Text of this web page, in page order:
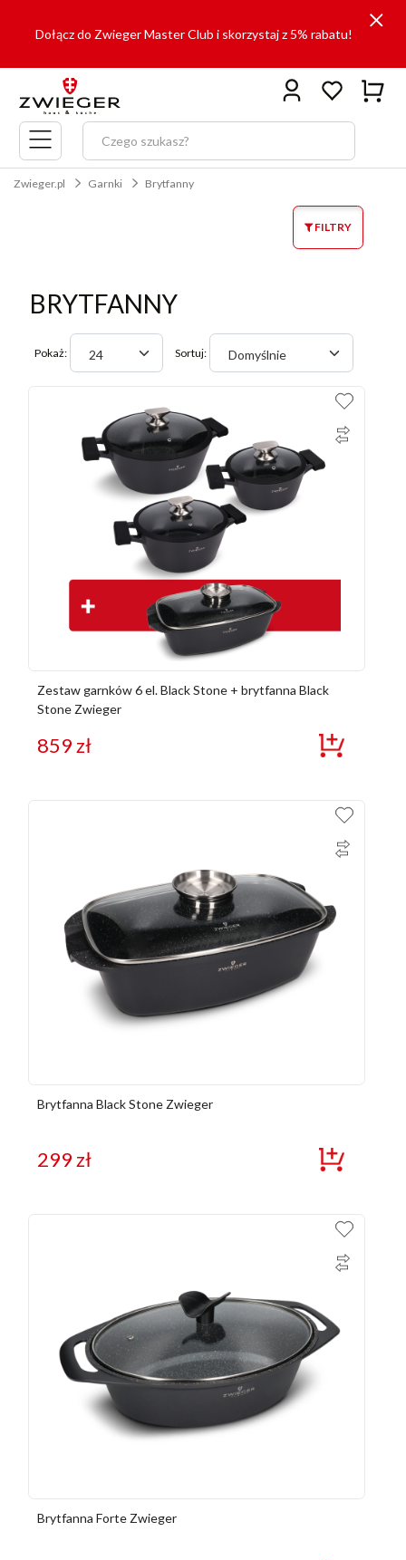
Dołącz do Zwieger Master Club i skorzystaj z 5% rabatu!
Menu
główne
Zwieger.pl Garnki Brytfanny
FILTRY
BRYTFANNY
Pokaż: 24 Sortuj: Domyślnie
Zestaw garnków 6 el. Black Stone + brytfanna Black
Stone Zwieger
859zł
Brytfanna Black Stone Zwieger
299zł
Brytfanna Forte Zwieger